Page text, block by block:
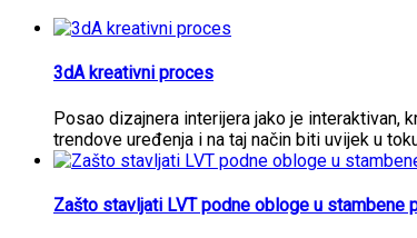
3dA kreativni proces
Posao dizajnera interijera jako je interaktivan,
trendove uređenja i na taj način biti uvijek u
Zašto stavljati LVT podne obloge u stambene